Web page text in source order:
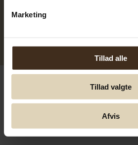
Marketing
Tillad alle
Tillad valgte
Afvis
© Greentools.dk 2017. Alla